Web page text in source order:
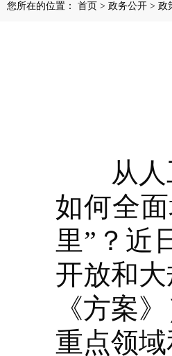
您所在的位置： 首页 > 政务公开 > 政
从人工
如何全
里”？近
开放和
《方案
重点领